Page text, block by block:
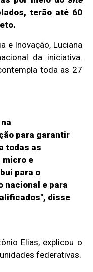
terão até 60
e Inovação, Luciana
da iniciativa.
toda as 27
para garantir
todas as
micro e
para o
e para
disse
Elias, explicou o
federativas.